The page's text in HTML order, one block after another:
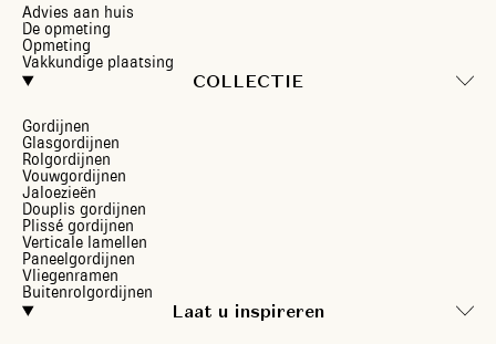
Advies aan huis
De opmeting
Opmeting
Vakkundige plaatsing
COLLECTIE
Gordijnen
Glasgordijnen
Rolgordijnen
Vouwgordijnen
Jaloezieën
Douplis gordijnen
Plissé gordijnen
Verticale lamellen
Paneelgordijnen
Vliegenramen
Buitenrolgordijnen
Laat u inspireren